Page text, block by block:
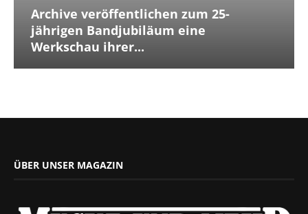
Archive veröffentlichen zum 25-
jährigen Bandjubiläum eine
Werkschau ihrer...
ÜBER UNSER MAGAZIN